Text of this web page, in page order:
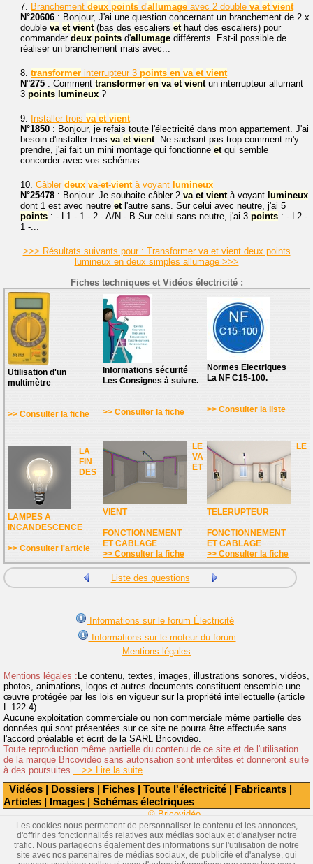
Vidéos | Dossiers | Fiches | Toute l'électricité | Fabricants |
Articles | Images | Schémas électriques
7. Branchement deux points d'allumage avec 2 double va et vient
N°20606 : Bonjour, J'ai une question concernant un branchement de 2 x
double va et vient (bas des escaliers et haut des escaliers) pour
commander deux points d'allumage différents. Est-il possible de
réaliser un branchement mais avec...
8. transformer interrupteur 3 points en va et vient
N°275 : Comment transformer en va et vient un interrupteur allumant
3 points lumineux ?
9. Installer trois va et vient
N°1850 : Bonjour, je refais toute l'électricité dans mon appartement. J'ai
besoin d'installer trois va et vient . Ne sachant pas trop comment m'y
prendre, j'ai fait un mini montage qui fonctionne et qui semble
concorder avec vos schémas....
10. Câbler deux va-et-vient à voyant lumineux
N°25478 : Bonjour. Je souhaite câbler 2 va-et-vient à voyant lumineux
dont 1 est avec neutre et l'autre sans. Sur celui avec neutre, j'ai 5
points : - L1 - 1 - 2 - A/N - B Sur celui sans neutre, j'ai 3 points : - L2 -
1 -...
>>> Résultats suivants pour : Transformer va et vient deux points
lumineux en deux simples allumage >>>
Fiches techniques et Vidéos électricité :
Utilisation d'un
multimètre
>> Consulter la fiche
Informations sécurité
Les Consignes à suivre.
>> Consulter la fiche
Normes Electriques
La NF C15-100.
>> Consulter la liste
LA
FIN
DES
LAMPES A
INCANDESCENCE
>> Consulter l'article
LE
VA
ET
VIENT
FONCTIONNEMENT
ET CABLAGE
>> Consulter la fiche
LE
TELERUPTEUR
FONCTIONNEMENT
ET CABLAGE
>> Consulter la fiche
Liste des questions
Informations sur le forum Électricité
Informations sur le moteur du forum
Mentions légales
Mentions légales :Le contenu, textes, images, illustrations sonores, vidéos,
photos, animations, logos et autres documents constituent ensemble une
œuvre protégée par les lois en vigueur sur la propriété intellectuelle (article
L.122-4).
Aucune exploitation commerciale ou non commerciale même partielle des
données qui sont présentées sur ce site ne pourra être effectuée sans
l'accord préalable et écrit de la SARL Bricovidéo.
Toute reproduction même partielle du contenu de ce site et de l'utilisation
de la marque Bricovidéo sans autorisation sont interdites et donneront suite
à des poursuites.
>> Lire la suite
© Bricovidéo
Les cookies nous permettent de personnaliser le contenu et les annonces,
d'offrir des fonctionnalités relatives aux médias sociaux et d'analyser notre
trafic. Nous partageons également des informations sur l'utilisation de notre
site avec nos partenaires de médias sociaux, de publicité et d'analyse, qui